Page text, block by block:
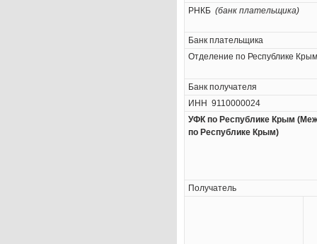
РНКБ (банк плательщика)
Банк плательщика
Отделение по Республике
Банк получателя
ИНН 9110000024
УФК по Республике Крым
по Республике Крым)
Получатель